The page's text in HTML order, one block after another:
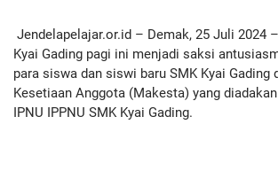
Jendelapelajar.or.id – Demak, 25 Juli 2024
Kyai Gading pagi ini menjadi saksi
para siswa dan siswi baru SMK Kyai Gading
Kesetiaan Anggota (Makesta) yang
IPNU IPPNU SMK Kyai Gading.